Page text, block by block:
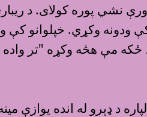
نشي پوره کولاى. د
ودونه وکړي. خپلوانو کې
مې هڅه وکړه "تر واده
د ډېرو له انده يوازې